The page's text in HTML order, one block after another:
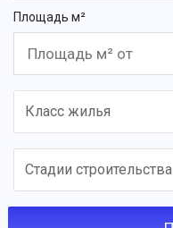
Площадь м²
Класс жилья
Стадии строительства